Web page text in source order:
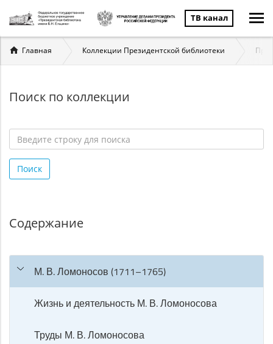
ТВ канал
Вы
здесь
Главная Коллекции Президентской библиотеки
Поиск по коллекции
строку
для
Поиск
Содержание
М. В. Ломоносов (1711–1765)
Жизнь и деятельность М. В. Ломоносова
Труды М. В. Ломоносова